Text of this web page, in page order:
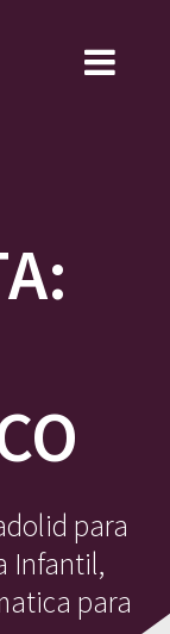
para
Infantil,
para